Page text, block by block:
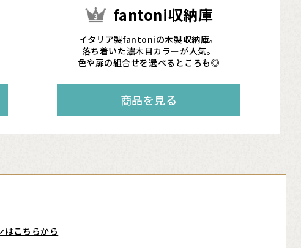
fantoni収納庫
イタリア製fantoniの木製収納庫。
落ち着いた濃木目カラーが人気。
色や扉の組合せを選べるところも◎
商品を見る
はこちらから